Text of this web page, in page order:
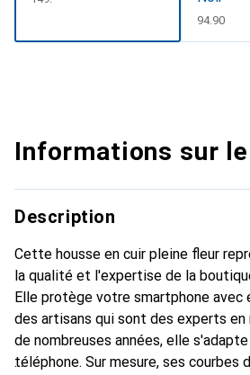
CHF
94.90
Informations sur
Description
Cette housse en cuir pleine fleur
la qualité et l'expertise de la
Elle protège votre smartphone avec
des artisans qui sont des experts en
de nombreuses années, elle
téléphone. Sur mesure, ses courbes